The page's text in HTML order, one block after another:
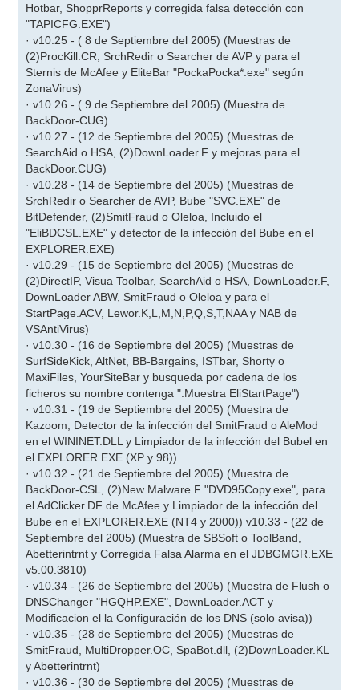
Hotbar, ShopprReports y corregida falsa detección con
"TAPICFG.EXE")
· v10.25 - ( 8 de Septiembre del 2005) (Muestras de
(2)ProcKill.CR, SrchRedir o Searcher de AVP y para el
Sternis de McAfee y EliteBar "PockaPocka*.exe" según
ZonaVirus)
· v10.26 - ( 9 de Septiembre del 2005) (Muestra de
BackDoor-CUG)
· v10.27 - (12 de Septiembre del 2005) (Muestras de
SearchAid o HSA, (2)DownLoader.F y mejoras para el
BackDoor.CUG)
· v10.28 - (14 de Septiembre del 2005) (Muestras de
SrchRedir o Searcher de AVP, Bube "SVC.EXE" de
BitDefender, (2)SmitFraud o Oleloa, Incluido el
"EliBDCSL.EXE" y detector de la infección del Bube en el
EXPLORER.EXE)
· v10.29 - (15 de Septiembre del 2005) (Muestras de
(2)DirectIP, Visua Toolbar, SearchAid o HSA, DownLoader.F,
DownLoader ABW, SmitFraud o Oleloa y para el
StartPage.ACV, Lewor.K,L,M,N,P,Q,S,T,NAA y NAB de
VSAntiVirus)
· v10.30 - (16 de Septiembre del 2005) (Muestras de
SurfSideKick, AltNet, BB-Bargains, ISTbar, Shorty o
MaxiFiles, YourSiteBar y busqueda por cadena de los
ficheros su nombre contenga ".Muestra EliStartPage")
· v10.31 - (19 de Septiembre del 2005) (Muestra de
Kazoom, Detector de la infección del SmitFraud o AleMod
en el WININET.DLL y Limpiador de la infección del Bubel en
el EXPLORER.EXE (XP y 98))
· v10.32 - (21 de Septiembre del 2005) (Muestra de
BackDoor-CSL, (2)New Malware.F "DVD95Copy.exe", para
el AdClicker.DF de McAfee y Limpiador de la infección del
Bube en el EXPLORER.EXE (NT4 y 2000)) v10.33 - (22 de
Septiembre del 2005) (Muestra de SBSoft o ToolBand,
Abetterintrnt y Corregida Falsa Alarma en el JDBGMGR.EXE
v5.00.3810)
· v10.34 - (26 de Septiembre del 2005) (Muestra de Flush o
DNSChanger "HGQHP.EXE", DownLoader.ACT y
Modificacion el la Configuración de los DNS (solo avisa))
· v10.35 - (28 de Septiembre del 2005) (Muestras de
SmitFraud, MultiDropper.OC, SpaBot.dll, (2)DownLoader.KL
y Abetterintrnt)
· v10.36 - (30 de Septiembre del 2005) (Muestras de